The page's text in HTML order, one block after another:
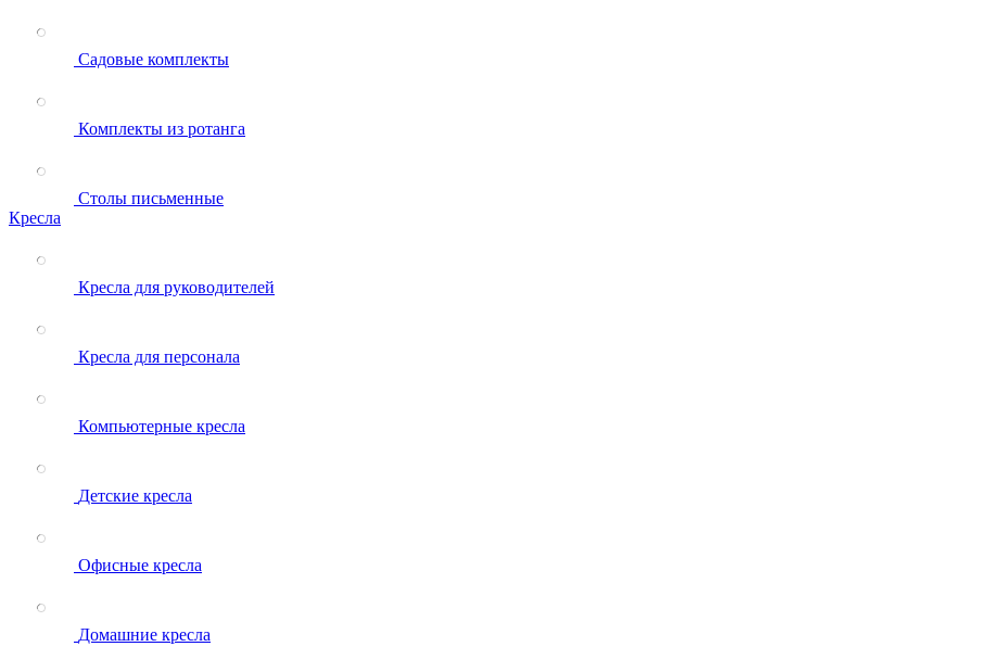
Садовые комплекты
Комплекты из ротанга
Столы письменные
Кресла
Кресла для руководителей
Кресла для персонала
Компьютерные кресла
Детские кресла
Офисные кресла
Домашние кресла